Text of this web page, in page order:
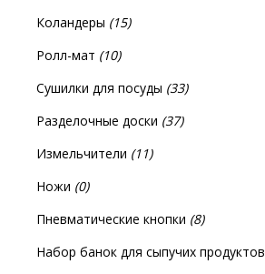
Коландеры (15)
Ролл-мат (10)
Сушилки для посуды (33)
Разделочные доски (37)
Измельчители (11)
Ножи (0)
Пневматические кнопки (8)
Набор банок для сыпучих продуктов